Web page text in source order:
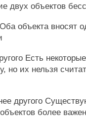
двух объектов
объекта вносят
Есть
но их нельзя
другого
более